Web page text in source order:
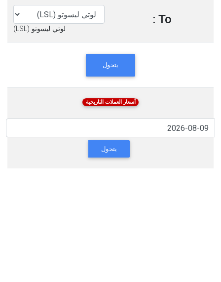
To :
لوتي ليسوتو (LSL)
يتحول
أسعار العملات التاريخية
يتحول